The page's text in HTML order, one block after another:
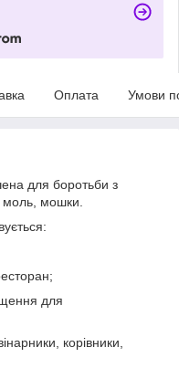
Оплата Умови
для боротьби з
моль, мошки.
для
корівники,